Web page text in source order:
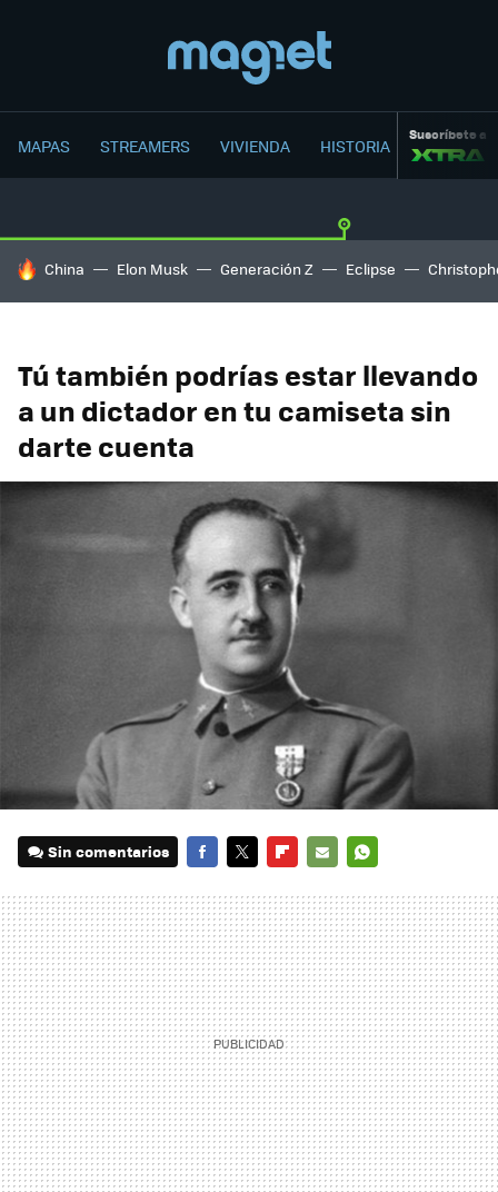
MAPAS STREAMERS VIVIENDA HISTORIA Suscríbete a
HOY SE HABLA DE
China Elon Musk Generación Z Eclipse
Tú también podrías estar llevando
a un dictador en tu camiseta sin
darte cuenta
Sin comentarios
MAIL